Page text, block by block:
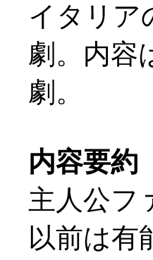
イタリア
劇。内容
劇。
内容要約
主人公フ
以前は有